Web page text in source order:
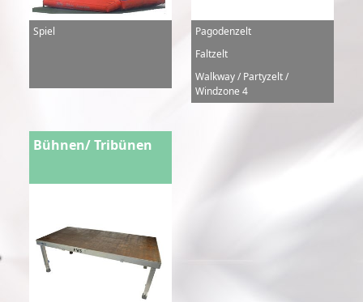
Spiel
Pagodenzelt
Faltzelt
Walkway / Partyzelt /
Windzone 4
Bühnen/ Tribünen